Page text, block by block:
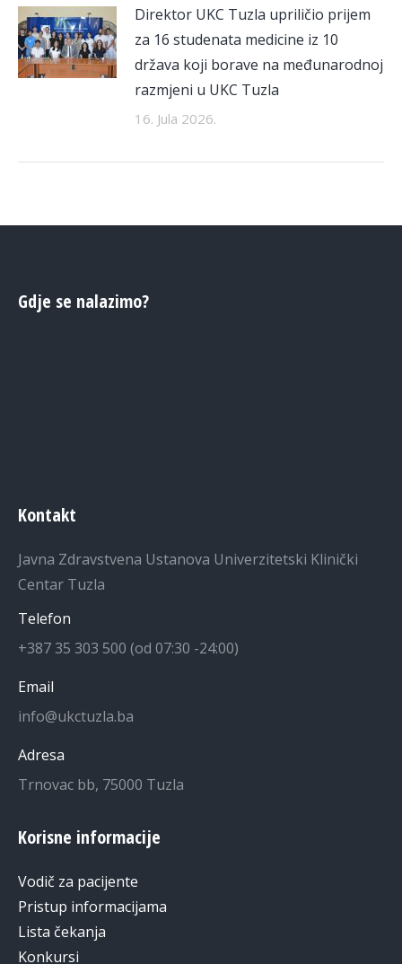
Direktor UKC Tuzla upriličio prijem
za 16 studenata medicine iz 10
država koji borave na međunarodnoj
razmjeni u UKC Tuzla
16. Jula 2026.
Gdje se nalazimo?
Kontakt
Javna Zdravstvena Ustanova Univerzitetski Klinički
Centar Tuzla
Telefon
+387 35 303 500 (od 07:30 -24:00)
Email
info@ukctuzla.ba
Adresa
Trnovac bb, 75000 Tuzla
Korisne informacije
Vodič za pacijente
Pristup informacijama
Lista čekanja
Konkursi